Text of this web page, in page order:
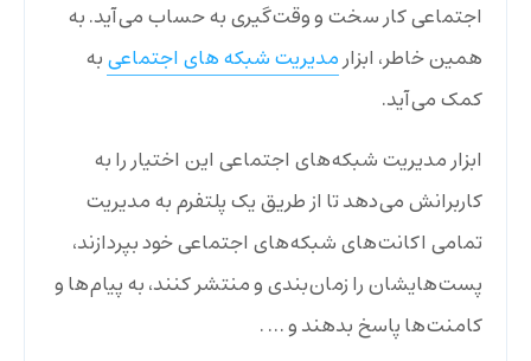
اجتماعی کار سخت و وقت‌گیری به حساب می‌آید. به
همین خاطر، ابزارمدیریت شبکه های اجتماعیبه
کمک می‌آید.
ابزار مدیریت شبکه‌های اجتماعی این اختیار را به
کاربرانش می‌دهد تا از طریق یک پلتفرم به مدیریت
تمامی اکانت‌های شبکه‌های اجتماعی خود بپردازند،
پست‌هایشان را زمان‌بندی و منتشر کنند، به پیام‌ها و
کامنت‌ها پاسخ بدهند و … .